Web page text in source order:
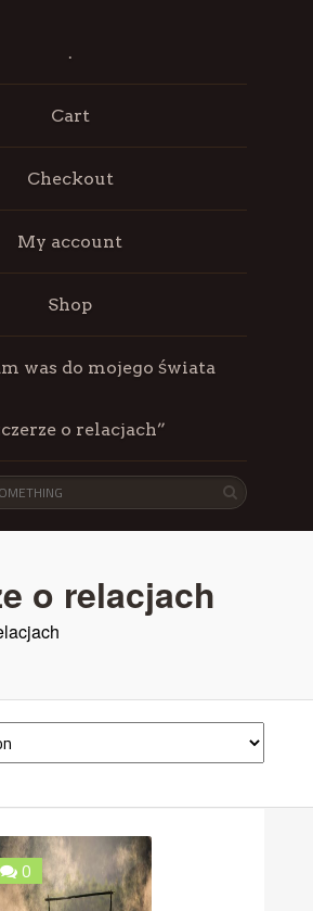
.
Cart
Checkout
My account
Shop
was do mojego świata
o relacjach”
o relacjach
0